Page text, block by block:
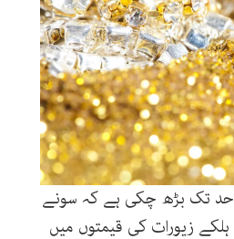
تک بڑھ چکی ہے کہ سونے
ہلکے زیورات کی قیمتوں میں